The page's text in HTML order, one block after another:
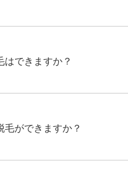
できますか？
毛ができますか？